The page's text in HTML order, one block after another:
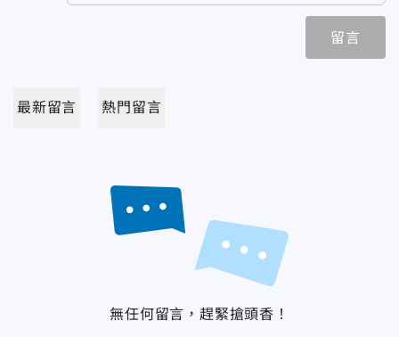
留言
最新留言 熱門留言
無任何留言，趕緊搶頭香！